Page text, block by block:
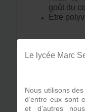
goût du
Etre
Le lycée Marc
Nous utilisons
d’entre eux sont
et d’autres